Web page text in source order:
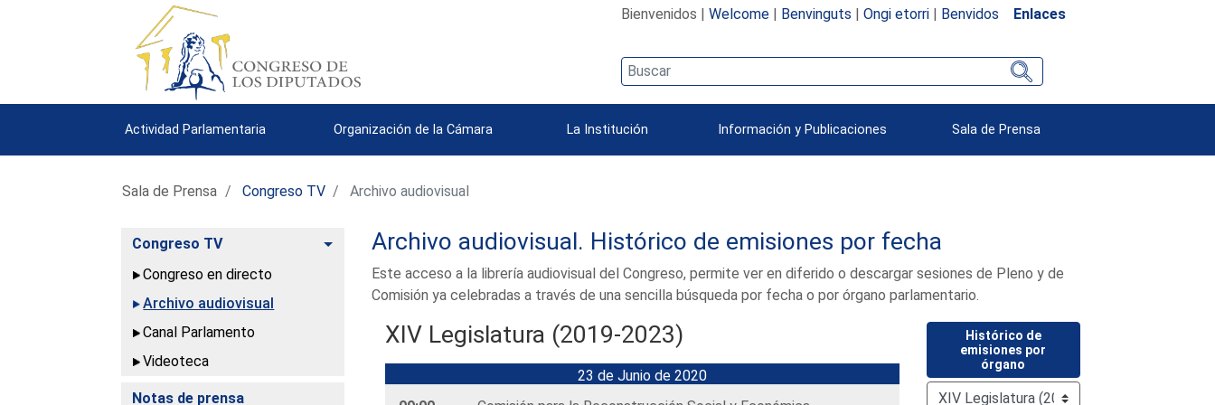
Bienvenidos | Welcome| Benvinguts | Ongi etorri| Benvidos Enlaces
Actividad Parlamentaria Organización de la Cámara La Institución Información y Publicaciones Sala de Prensa
Sala de Prensa Congreso TV Archivo audiovisual
Congreso TV
Alternar
Congreso en directo
Archivo audiovisual
Canal Parlamento
Videoteca
Notas de prensa
Archivo audiovisual. Histórico de emisiones por fecha
Este acceso a la librería audiovisual del Congreso, permite ver en diferido o descargar sesiones de Pleno y de
Comisión ya celebradas a través de una sencilla búsqueda por fecha o por órgano parlamentario.
XIV Legislatura (2019-2023)
23 de Junio de 2020
Histórico de
emisiones por
órgano